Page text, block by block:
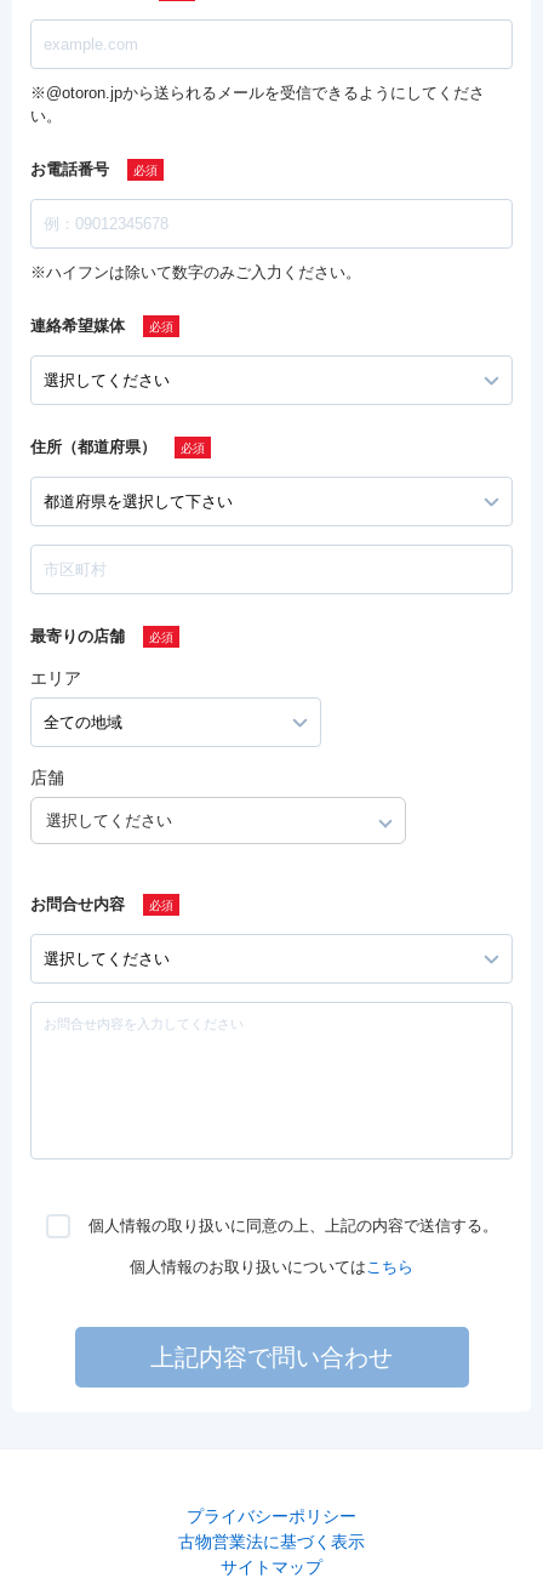
※@otoron.jpから送られるメールを受信できるようにしてくださ
い。
お電話番号
※ハイフンは除いて数字のみご入力ください。
連絡希望媒体
住所（都道府県）
最寄りの店舗
エリア
店舗
選択してください
お問合せ内容
個人情報の取り扱いに同意の上、上記の内容で送信する。
個人情報のお取り扱いについてはこちら
上記内容で問い合わせ
プライバシーポリシー
古物営業法に基づく表示
サイトマップ